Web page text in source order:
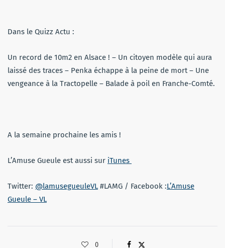
Dans le Quizz Actu :
Un record de 10m2 en Alsace ! – Un citoyen modèle qui aura
laissé des traces – Penka échappe à la peine de mort – Une
vengeance à la Tractopelle – Balade à poil en Franche-Comté.
A la semaine prochaine les amis !
L’Amuse Gueule est aussi sur iTunes
Twitter: @lamusegueuleVL #LAMG / Facebook :L’Amuse
Gueule – VL
0